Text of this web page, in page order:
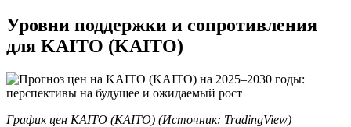
Уровни поддержки и сопротивления
для KAITO (KAITO)
График цен KAITO (KAITO) (Источник: TradingView)